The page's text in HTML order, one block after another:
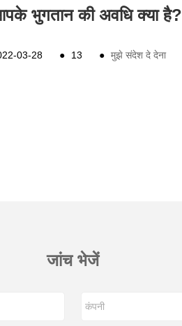
भुगतान की अवधि क्या है?
03-28 ● 13 ● मुझे संदेश दे देना
जांच भेजें